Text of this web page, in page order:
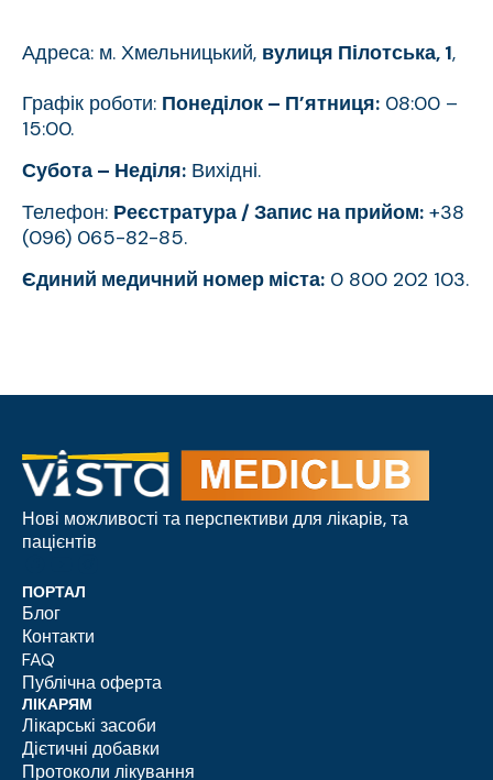
Адреса: м. Хмельницький, вулиця Пілотська, 1,
Графік роботи: Понеділок – П’ятниця: 08:00 –
15:00.
Субота – Неділя: Вихідні.
Телефон: Реєстратура / Запис на прийом: +38
(096) 065-82-85.
Єдиний медичний номер міста: 0 800 202 103.
Нові можливості та перспективи для лікарів, та
пацієнтів
ПОРТАЛ
Блог
Контакти
FAQ
Публічна оферта
ЛІКАРЯМ
Лікарські засоби
Дієтичні добавки
Протоколи лікування